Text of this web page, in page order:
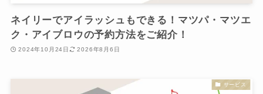
ネイリーでアイラッシュもできる！マツパ・マツエ
ク・アイブロウの予約方法をご紹介！
2024年10月24日 2026年8月6日
サービス